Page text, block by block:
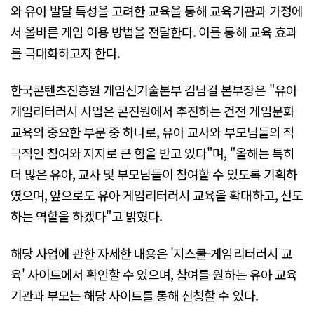
와 유아 발달 특성을 고려한 교육을 통해 교육기관과 가정에
서 올바른 게임 이용 방법을 전달한다. 이를 통해 교육 효과
를 극대화하고자 한다.
한국콘텐츠진흥원 게임신기술본부 김남걸 본부장은 "유아
게임리터러시 사업은 콘진원에서 추진하는 건전 게임문화
교육의 중요한 부문 중 하나로, 유아 교사와 부모님들의 적
극적인 참여와 지지로 큰 힘을 받고 있다"며, "올해는 특히
더 많은 유아, 교사 및 부모님들이 참여할 수 있도록 기획하
였으며, 앞으로도 유아 게임리터러시 교육을 확대하고, 선도
하는 역할을 하겠다"고 밝혔다.
해당 사업에 관한 자세한 내용은 '지스쿨-게임리터러시 교
육' 사이트에서 확인할 수 있으며, 참여를 원하는 유아 교육
기관과 부모는 해당 사이트를 통해 신청할 수 있다.